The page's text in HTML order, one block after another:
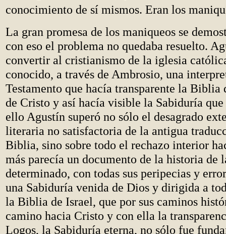
conocimiento de sí mismos. Eran los
La gran promesa de los maniqueos se
con eso el problema no quedaba resuelto.
convertir al cristianismo de la iglesia
conocido, a través de Ambrosio, una
Testamento que hacía transparente la Biblia
de Cristo y así hacía visible la Sabiduría que
ello Agustín superó no sólo el desagrado
literaria no satisfactoria de la antigua
Biblia, sino sobre todo el rechazo interior
más parecía un documento de la historia de
determinado, con todas sus peripecias y
una Sabiduría venida de Dios y dirigida a
la Biblia de Israel, que por sus caminos
camino hacia Cristo y con ella la
Logos, la Sabiduría eterna, no sólo fue